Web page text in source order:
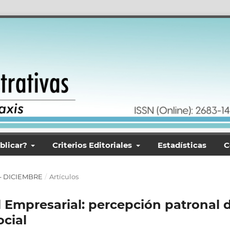
Criterios Editoriales Estadísticas
DICIEMBRE / Artículos
Empresarial: percepción patronal